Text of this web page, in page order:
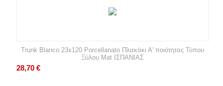
Trunk Blanco 23x120 Porcellanato Πλακάκι Α' ποιότητας Τύπου
Ξύλου Mat ΙΣΠΑΝΙΑΣ
28,70 €